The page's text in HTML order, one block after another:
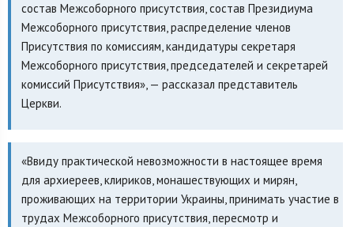
состав Межсоборного присутствия, состав Президиума
Межсоборного присутствия, распределение членов
Присутствия по комиссиям, кандидатуры секретаря
Межсоборного присутствия, председателей и секретарей
комиссий Присутствия», — рассказал представитель
Церкви.
«Ввиду практической невозможности в настоящее время
для архиереев, клириков, монашествующих и мирян,
проживающих на территории Украины, принимать участие в
трудах Межсоборного присутствия, пересмотр и